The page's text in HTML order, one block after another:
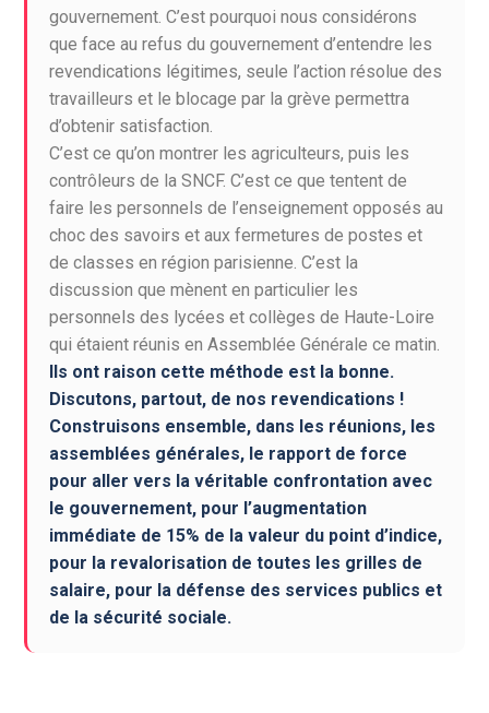
gouvernement. C’est pourquoi nous considérons
que face au refus du gouvernement d’entendre les
revendications légitimes, seule l’action résolue des
travailleurs et le blocage par la grève permettra
d’obtenir satisfaction.
C’est ce qu’on montrer les agriculteurs, puis les
contrôleurs de la SNCF. C’est ce que tentent de
faire les personnels de l’enseignement opposés au
choc des savoirs et aux fermetures de postes et
de classes en région parisienne. C’est la
discussion que mènent en particulier les
personnels des lycées et collèges de Haute-Loire
qui étaient réunis en Assemblée Générale ce matin.
Ils ont raison cette méthode est la bonne.
Discutons, partout, de nos revendications !
Construisons ensemble, dans les réunions, les
assemblées générales, le rapport de force
pour aller vers la véritable confrontation avec
le gouvernement, pour l’augmentation
immédiate de 15% de la valeur du point d’indice,
pour la revalorisation de toutes les grilles de
salaire, pour la défense des services publics et
de la sécurité sociale.